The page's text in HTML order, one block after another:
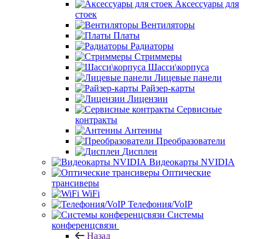
Аксессуары для
стоек
Вентиляторы
Платы
Радиаторы
Стриммеры
Шасси\корпуса
Лицевые панели
Райзер-карты
Лицензии
Сервисные
контракты
Антенны
Преобразователи
Дисплеи
Видеокарты NVIDIA
Оптические
трансиверы
WiFi
Телефония/VoIP
Системы
конференцсвязи
Назад